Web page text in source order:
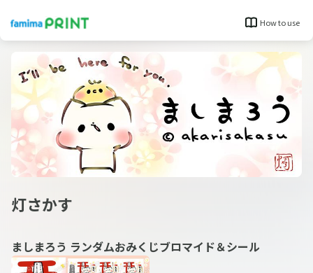
How to use
灯さかす
ましまろう ランダムおみくじブロマイド＆シール